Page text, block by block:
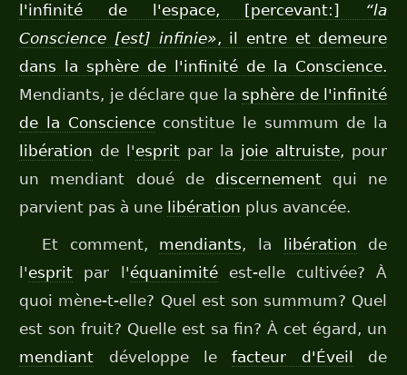
l'infinité de l'espace, [percevant:] “la
Conscience [est] infinie», il entre et demeure
dans la sphère de l'infinité de la Conscience.
Mendiants, je déclare que la sphère de l'infinité
de la Conscienceconstitue le summum de la
libération de l'esprit par la joie altruiste, pour
un mendiant doué de discernementqui ne
parvient pas à une libération plus avancée.
Et comment, mendiants, la libération de
l'esprit par l'équanimitéest-elle cultivée? À
quoi mène-t-elle? Quel est son summum? Quel
est son fruit? Quelle est sa fin? À cet égard, un
mendiant développe lefacteur d'Éveil
de